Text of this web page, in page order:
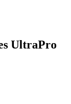
UltraPro